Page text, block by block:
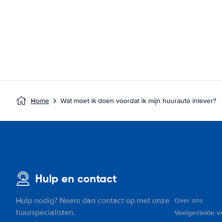
Home Wat moet ik doen voordat ik mijn huurauto inlever?
Hulp en contact
Hulp nodig? Neem dan contact op met onze
huurspecialisten.
Over ons
Veelgestelde